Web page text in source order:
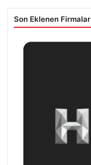
Son Eklenen Firmalar